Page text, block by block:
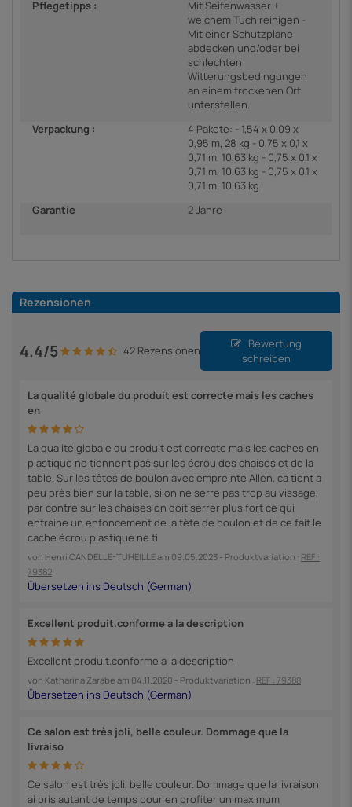
Pflegetipps :
Mit Seifenwasser +
weichem Tuch reinigen -
Mit einer Schutzplane
abdecken und/oder bei
schlechten
Witterungsbedingungen
an einem trockenen Ort
unterstellen.
Verpackung :
4 Pakete: - 1,54 x 0,09 x
0,95 m, 28 kg - 0,75 x 0,1 x
0,71 m, 10,63 kg - 0,75 x 0,1 x
0,71 m, 10,63 kg - 0,75 x 0,1 x
0,71 m, 10,63 kg
Garantie
2 Jahre
Rezensionen
4.4/5 42 Rezensionen
Bewertung
schreiben
La qualité globale du produit est correcte mais les caches
en
La qualité globale du produit est correcte mais les caches en
plastique ne tiennent pas sur les écrou des chaises et de la
table. Sur les têtes de boulon avec empreinte Allen, ca tient a
peu près bien sur la table, si on ne serre pas trop au vissage,
par contre sur les chaises on doit serrer plus fort ce qui
entraine un enfoncement de la tète de boulon et de ce fait le
cache écrou plastique ne ti
von Henri CANDELLE-TUHEILLEam 09.05.2023 - Produktvariation : REF :
79382
Excellent produit.conforme a la description
Excellent produit.conforme a la description
von Katharina Zarabe am 04.11.2020 - Produktvariation : REF : 79388
Ce salon est très joli, belle couleur. Dommage que la
livraiso
Ce salon est très joli, belle couleur. Dommage que la livraison
ai pris autant de temps pour en profiter un maximum